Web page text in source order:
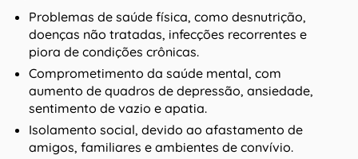
Problemas de saúde física, como desnutrição,
doenças não tratadas, infecções recorrentes e
piora de condições crônicas.
Comprometimento da saúde mental, com
aumento de quadros de depressão, ansiedade,
sentimento de vazio e apatia.
Isolamento social, devido ao afastamento de
amigos, familiares e ambientes de convívio.